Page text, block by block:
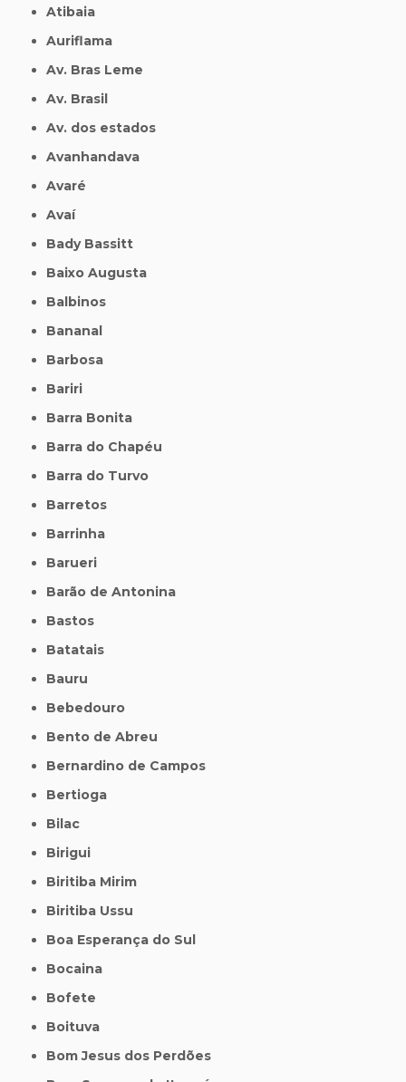
Atibaia
Auriflama
Av. Bras Leme
Av. Brasil
Av. dos estados
Avanhandava
Avaré
Avaí
Bady Bassitt
Baixo Augusta
Balbinos
Bananal
Barbosa
Bariri
Barra Bonita
Barra do Chapéu
Barra do Turvo
Barretos
Barrinha
Barueri
Barão de Antonina
Bastos
Batatais
Bauru
Bebedouro
Bento de Abreu
Bernardino de Campos
Bertioga
Bilac
Birigui
Biritiba Mirim
Biritiba Ussu
Boa Esperança do Sul
Bocaina
Bofete
Boituva
Bom Jesus dos Perdões